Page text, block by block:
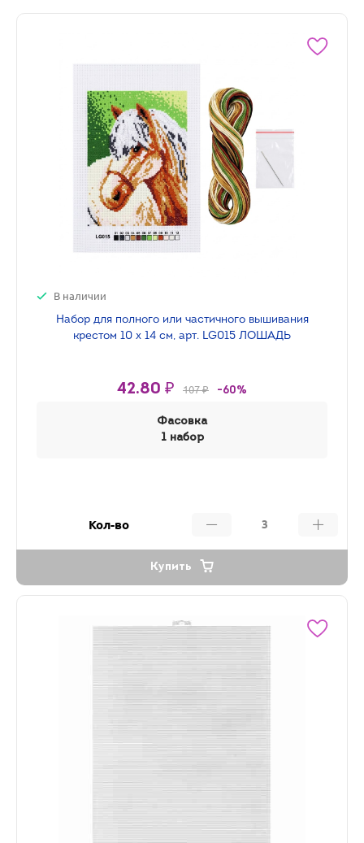
В наличии
Набор для полного или частичного вышивания
крестом 10 х 14 см, арт. LG015 ЛОШАДЬ
42.80 ₽ 107 ₽ -60%
Фасовка
1 набор
Кол-во
Купить